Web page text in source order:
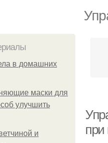
в домашних
маски для
улучшить
и
при